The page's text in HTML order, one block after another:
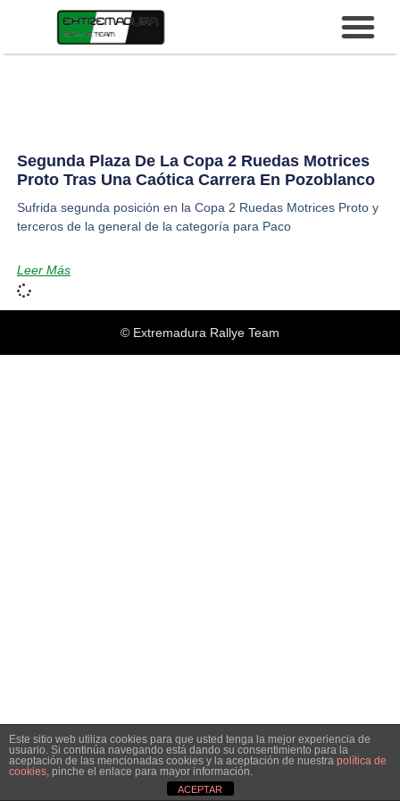
Segunda Plaza De La Copa 2 Ruedas Motrices
Proto Tras Una Caótica Carrera En Pozoblanco
Sufrida segunda posición en la Copa 2 Ruedas Motrices Proto y
terceros de la general de la categoría para Paco
Leer Más
© Extremadura Rallye Team
Este sitio web utiliza cookies para que usted tenga la mejor experiencia de
usuario. Si continúa navegando está dando su consentimiento para la
aceptación de las mencionadas cookies y la aceptación de nuestra política de
cookies, pinche el enlace para mayor información.
ACEPTAR